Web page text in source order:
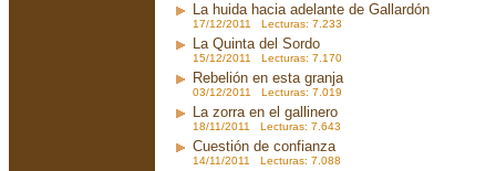
La huida hacia adelante de Gallardón
17/12/2011 Lecturas: 7.233
La Quinta del Sordo
15/12/2011 Lecturas: 7.170
Rebelión en esta granja
03/12/2011 Lecturas: 7.019
La zorra en el gallinero
18/11/2011 Lecturas: 7.643
Cuestión de confianza
14/11/2011 Lecturas: 7.088